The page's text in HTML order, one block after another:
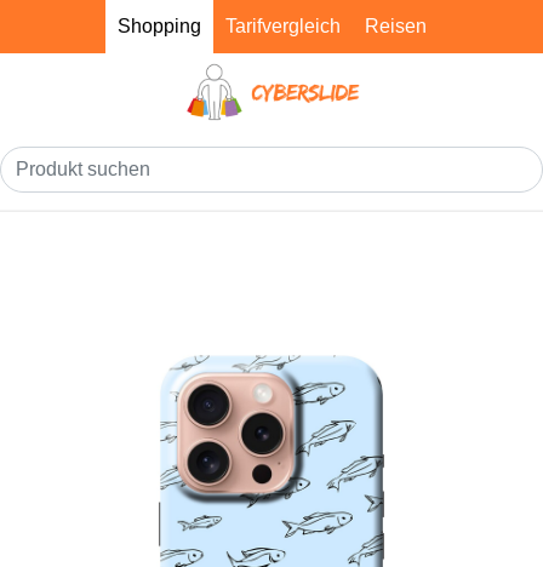
Shopping Tarifvergleich Reisen